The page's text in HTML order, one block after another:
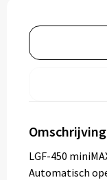
Omschrijving
LGF-450
Automatisch